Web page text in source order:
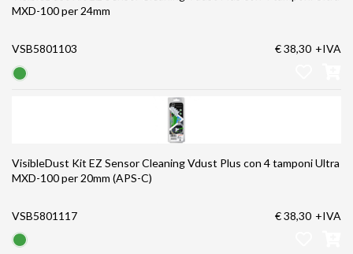
MXD-100 per 24mm
VSB5801103 € 38,30 +IVA
VisibleDust Kit EZ Sensor Cleaning Vdust Plus con 4 tamponi Ultra
MXD-100 per 20mm (APS-C)
VSB5801117 € 38,30 +IVA